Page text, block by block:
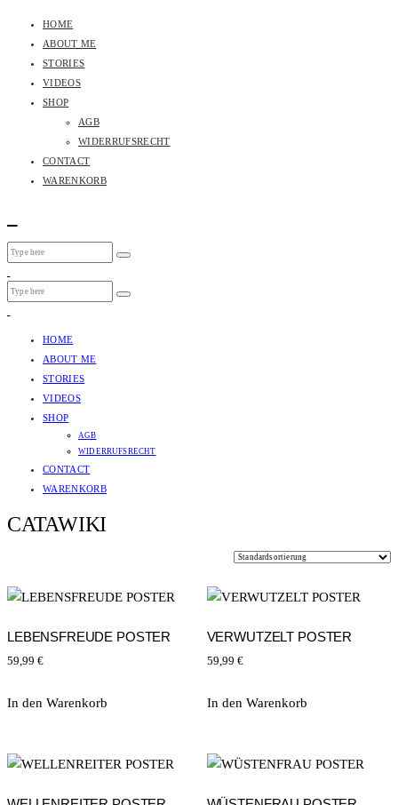
HOME
ABOUT ME
STORIES
VIDEOS
SHOP
AGB
WIDERRUFSRECHT
CONTACT
WARENKORB
HOME
ABOUT ME
STORIES
VIDEOS
SHOP
AGB
WIDERRUFSRECHT
CONTACT
WARENKORB
CATAWIKI
LEBENSFREUDE POSTER
59,99 €
In den Warenkorb
VERWUTZELT POSTER
59,99 €
In den Warenkorb